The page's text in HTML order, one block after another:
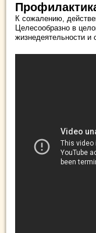
К сожалению,
Целесообразно в
жизнедеятельности и